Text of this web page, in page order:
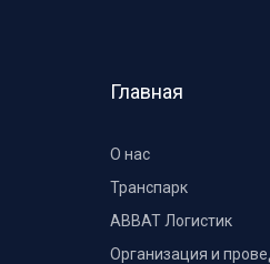
Главная
О нас
Транспарк
ABBAT Логистик
Организация и